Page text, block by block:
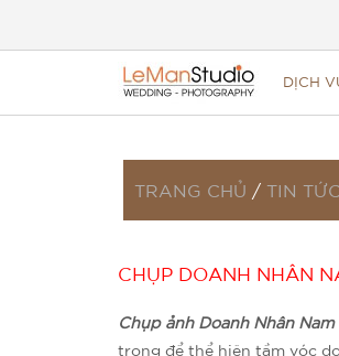
DỊCH
TRANG CHỦ / TIN TỨC
CHỤP DOANH NHÂN
Chụp ảnh Doanh Nhân
trọng để thể hiện tầm vóc